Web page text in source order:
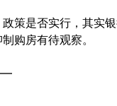
策是否实行，其实
制购房有待观察。